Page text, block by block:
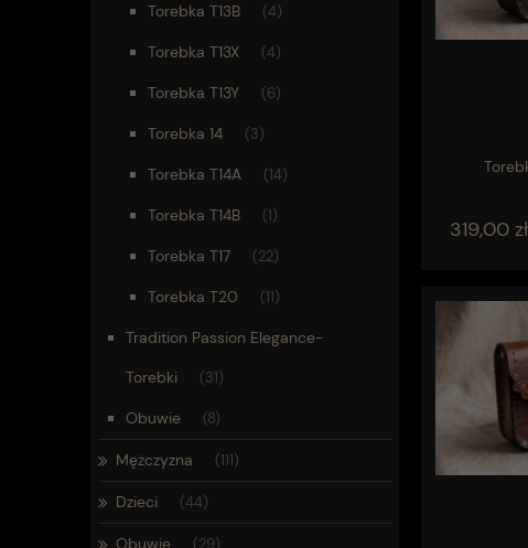
Torebka T13B (4)
Torebka T13X (4)
Torebka T13Y (6)
Torebka 14 (3)
Torebka T14A (14)
Torebka T14B (1)
Torebka T17 (22)
Torebka T20 (11)
Tradition Passion Elegance-
Torebki
(31)
Obuwie (8)
Mężczyzna (111)
Dzieci (44)
Obuwie
319,00 zł